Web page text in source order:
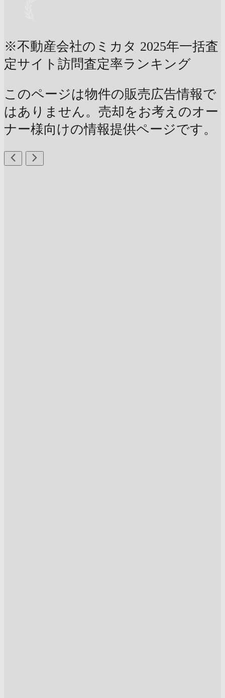
※不動産会社のミカタ 2025年一括査
定サイト訪問査定率ランキング
このページは物件の販売広告情報で
はありません。売却をお考えのオー
ナー様向けの情報提供ページです。